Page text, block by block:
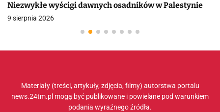
Niezwykłe wyścigi dawnych osadników w Palestynie
9 sierpnia 2026
Materiały (treści, artykuły, zdjęcia, filmy) autorstwa portalu
news.24tm.pl mogą być publikowane i powielane pod warunkiem
podania wyraźnego źródła.